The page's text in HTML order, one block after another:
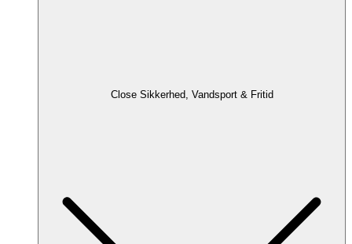
Close Sikkerhed, Vandsport & Fritid